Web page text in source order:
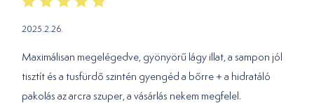
2025.2.26.
Maximálisan megelégedve, gyönyörű lágy illat, a sampon jól
tisztít és a tusfürdő szintén gyengéd a bőrre + a hidratáló
pakolás az arcra szuper, a vásárlás nekem megfelel.